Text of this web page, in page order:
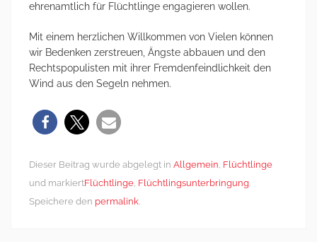
ehrenamtlich für Flüchtlinge engagieren wollen.
Mit einem herzlichen Willkommen von Vielen können
wir Bedenken zerstreuen, Ängste abbauen und den
Rechtspopulisten mit ihrer Fremdenfeindlichkeit den
Wind aus den Segeln nehmen.
Dieser Beitrag wurde abgelegt in Allgemein, Flüchtlinge
und markiertFlüchtlinge, Flüchtlingsunterbringung.
Speichere den permalink.